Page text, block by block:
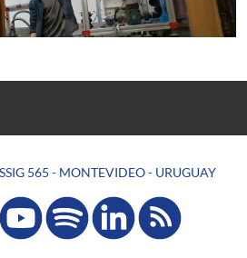
565 - MONTEVIDEO - URUGUAY